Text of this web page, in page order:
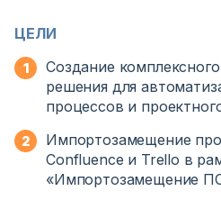
ЦЕЛИ
Создание
решения для
процессов и
Импортозамещение
Confluence и Trello в
«Импортозамещение